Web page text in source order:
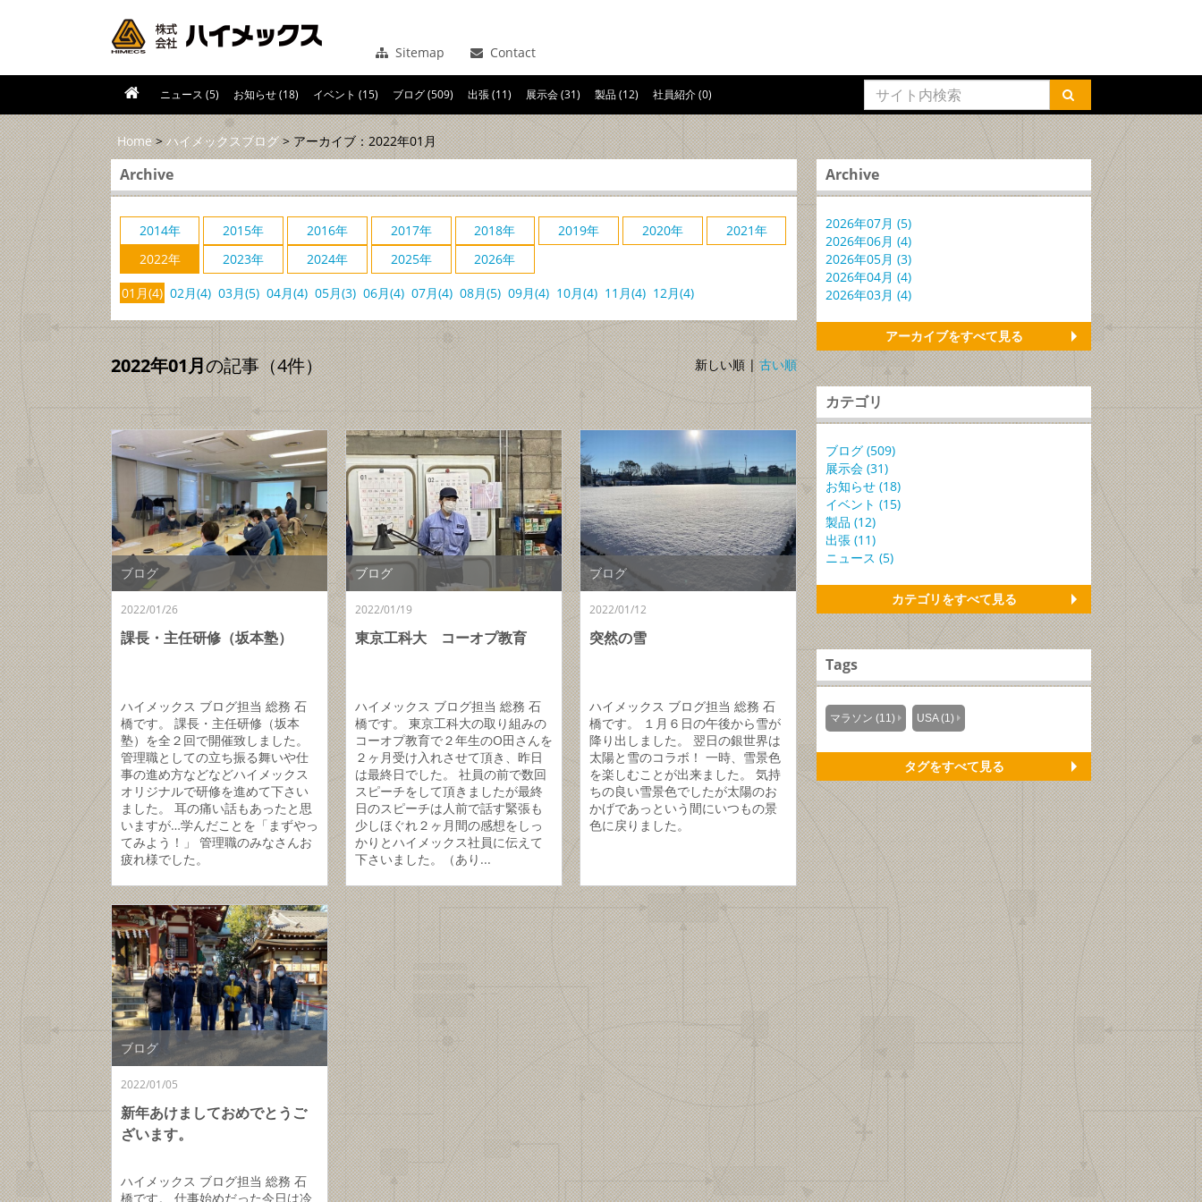
Sitemap Contact
ニュース (5) お知らせ (18) イベント (15) ブログ (509) 出張 (11) 展示会 (31) 製品 (12) 社員紹介 (0)
Home>ハイメックスブログ> アーカイブ：2022年01月
Archive
2014年 2015年 2016年 2017年 2018年 2019年 2020年
2021年
2022年
2023年 2024年 2025年
2026年
01月(4) 02月(4) 03月(5) 04月(4) 05月(3) 06月(4) 07月(4) 08月(5) 09月(4) 10月(4) 11月(4) 12月(4)
2022年01月の記事（4件） 新しい順 |古い順
ブログ
2022/01/26
課長・主任研修（坂本塾）
ハイメックス ブログ担当 総務 石
橋です。 課長・主任研修（坂本
塾）を全２回で開催致しました。
管理職としての立ち振る舞いや仕
事の進め方などなどハイメックス
オリジナルで研修を進めて下さい
ました。 耳の痛い話もあったと思
いますが…学んだことを「まずやっ
てみよう！」 管理職のみなさんお
疲れ様でした。
ブログ
2022/01/19
東京工科大 コーオプ教育
ハイメックス ブログ担当 総務 石
橋です。 東京工科大の取り組みの
コーオプ教育で２年生のO田さんを
２ヶ月受け入れさせて頂き、昨日
は最終日でした。 社員の前で数回
スピーチをして頂きましたが最終
日のスピーチは人前で話す緊張も
少しほぐれ２ヶ月間の感想をしっ
かりとハイメックス社員に伝えて
下さいました。（あり...
ブログ
2022/01/12
突然の雪
ハイメックス ブログ担当 総務 石
橋です。 １月６日の午後から雪が
降り出しました。 翌日の銀世界は
太陽と雪のコラボ！ 一時、雪景色
を楽しむことが出来ました。 気持
ちの良い雪景色でしたが太陽のお
かげであっという間にいつもの景
色に戻りました。
ブログ
2022/01/05
新年あけましておめでとうご
ざいます。
ハイメックス ブログ担当 総務 石
橋です。 仕事始めだった今日は冷
Archive
2026年07月 (5)
2026年06月 (4)
2026年05月 (3)
2026年04月 (4)
2026年03月 (4)
アーカイブをすべて見る
カテゴリ
ブログ (509)
展示会 (31)
お知らせ (18)
イベント (15)
製品 (12)
出張 (11)
ニュース (5)
カテゴリをすべて見る
Tags
マラソン (11) USA (1)
タグをすべて見る